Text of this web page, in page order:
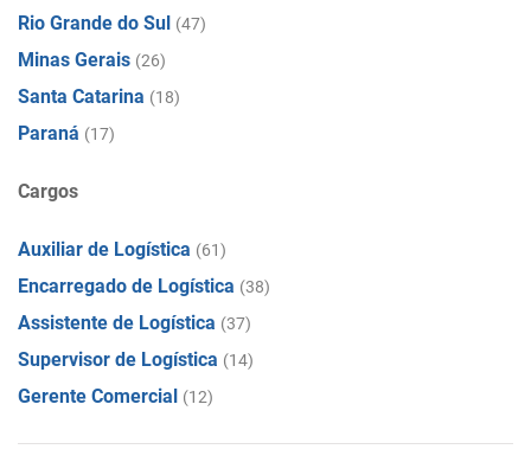
Rio Grande do Sul (47)
Minas Gerais (26)
Santa Catarina (18)
Paraná (17)
Cargos
Auxiliar de Logística (61)
Encarregado de Logística (38)
Assistente de Logística (37)
Supervisor de Logística (14)
Gerente Comercial (12)